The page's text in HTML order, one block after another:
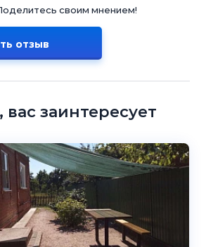
своим мнением!
отзыв
заинтересует